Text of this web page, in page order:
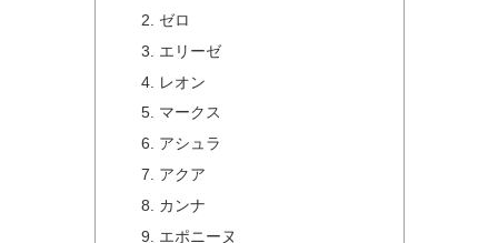
ゼロ
エリーゼ
レオン
マークス
アシュラ
アクア
カンナ
エポニーヌ